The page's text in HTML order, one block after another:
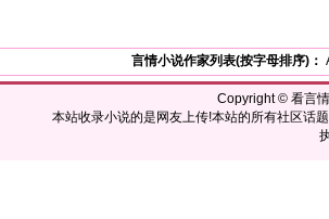
言情小说作家列表(按字母排序)：
Copyright © 看言
本站收录小说的是网友上传!本站的所有社区话